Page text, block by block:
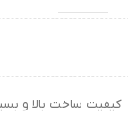
کیفیت ساخت بالا و